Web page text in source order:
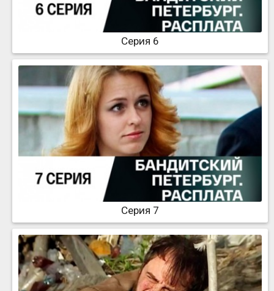
Серия 6
Серия 7